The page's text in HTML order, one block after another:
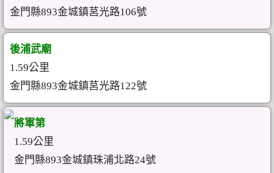
金門縣893金城鎮莒光路106號
後浦武廟
1.59公里
金門縣893金城鎮莒光路122號
將軍第
1.59公里
金門縣893金城鎮珠浦北路24號